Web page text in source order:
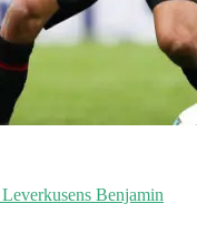
Benjamin